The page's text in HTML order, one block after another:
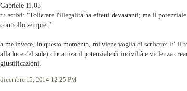
Gabriele 11.05
tu scrivi: "Tollerare l'illegalità ha effetti devastanti; ma il
controllo sempre."
a me invece, in questo momento, mi viene voglia di scrivere: E'
alla luce del sole) che attiva il potenziale di inciviltà e violenza
giustificazioni.
dicembre 15, 2014 12:25 PM